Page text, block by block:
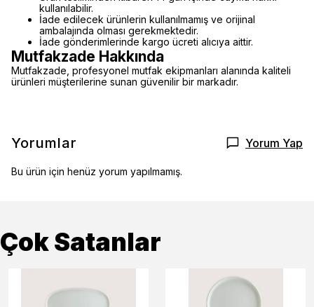
kullanılabilir.
İade edilecek ürünlerin kullanılmamış ve orijinal
ambalajında olması gerekmektedir.
İade gönderimlerinde kargo ücreti alıcıya aittir.
Mutfakzade Hakkında
Mutfakzade, profesyonel mutfak ekipmanları alanında kaliteli
ürünleri müşterilerine sunan güvenilir bir markadır.
Yorumlar Yorum Yap
Bu ürün için henüz yorum yapılmamış.
Çok Satanlar